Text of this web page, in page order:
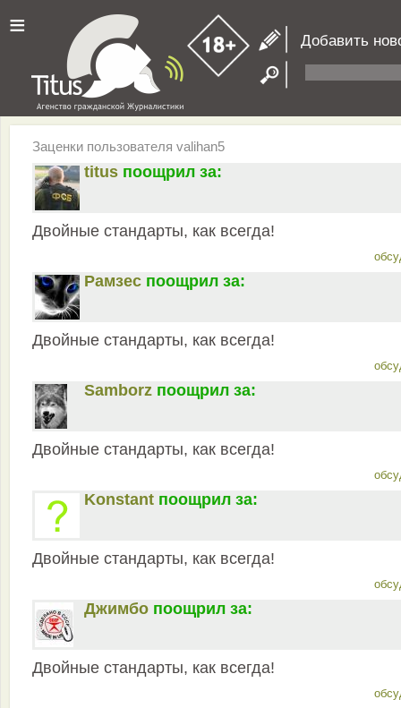
≡ Добавить
Заценки пользователя valihan5
titus поощрил за:
Двойные стандарты, как всегда!
Рамзес поощрил за:
Двойные стандарты, как всегда!
Samborz поощрил за:
Двойные стандарты, как всегда!
Konstant поощрил за:
Двойные стандарты, как всегда!
Джимбо поощрил за:
Двойные стандарты, как всегда!